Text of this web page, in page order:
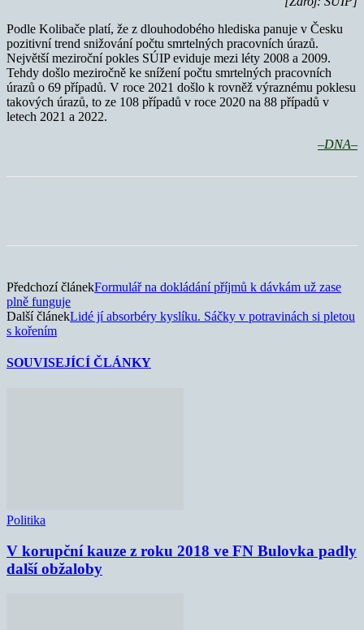
Podle Kolibače platí, že z dlouhodobého hlediska panuje v Česku
pozitivní trend snižování počtu smrtelných pracovních úrazů.
Největší meziroční pokles SÚIP eviduje mezi léty 2008 a 2009.
Tehdy došlo meziročně ke snížení počtu smrtelných pracovních
úrazů o 69 případů. V roce 2021 došlo k rovněž výraznému poklesu
takových úrazů, to ze 108 případů v roce 2020 na 88 případů v
letech 2021 a 2022.
–DNA–
Předchozí článekFormulář na dokládání příjmů k dávkám už zase
plně funguje
Další článekLidé jí absorbéry kyslíku. Sáčky v potravinách si pletou
s kořením
SOUVISEJÍCÍ ČLÁNKY
Politika
V korupční kauze z roku 2018 ve FN Bulovka padly
další obžaloby